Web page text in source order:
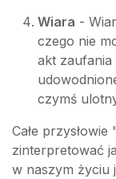
Wiara -
czego nie
akt zaufania
czymś
Całe
zinterpretować
w naszym życiu